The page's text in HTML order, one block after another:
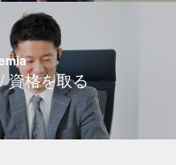
資格を取る